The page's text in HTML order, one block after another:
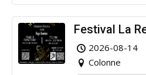
Festival La
2026-08-14
Colonne